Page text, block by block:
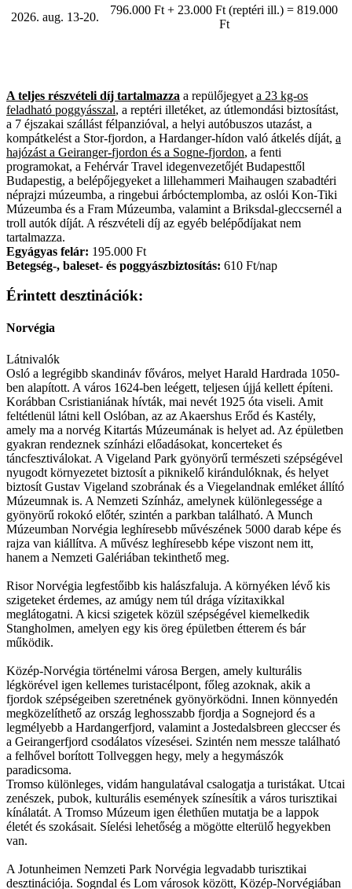
2026. aug. 13-20.
796.000 Ft + 23.000 Ft (reptéri ill.) = 819.000
Ft
A teljes részvételi díj tartalmazza a repülőjegyet a 23 kg-os
feladható poggyásszal, a reptéri illetéket, az útlemondási biztosítást,
a 7 éjszakai szállást félpanzióval, a helyi autóbuszos utazást, a
kompátkelést a Stor-fjordon, a Hardanger-hídon való átkelés díját, a
hajózást a Geiranger-fjordon és a Sogne-fjordon, a fenti
programokat, a Fehérvár Travel idegenvezetőjét Budapesttől
Budapestig, a belépőjegyeket a lillehammeri Maihaugen szabadtéri
néprajzi múzeumba, a ringebui árbóctemplomba, az oslói Kon-Tiki
Múzeumba és a Fram Múzeumba, valamint a Briksdal-gleccsernél a
troll autók díját. A részvételi díj az egyéb belépődíjakat nem
tartalmazza.
Egyágyas felár: 195.000 Ft
Betegség-, baleset- és poggyászbiztosítás: 610 Ft/nap
Érintett desztinációk:
Norvégia
Látnivalók
Osló a legrégibb skandináv főváros, melyet Harald Hardrada 1050-
ben alapított. A város 1624-ben leégett, teljesen újjá kellett építeni.
Korábban Csristianiának hívták, mai nevét 1925 óta viseli. Amit
feltétlenül látni kell Oslóban, az az Akaershus Erőd és Kastély,
amely ma a norvég Kitartás Múzeumának is helyet ad. Az épületben
gyakran rendeznek színházi előadásokat, koncerteket és
táncfesztiválokat. A Vigeland Park gyönyörű természeti szépségével
nyugodt környezetet biztosít a piknikelő kirándulóknak, és helyet
biztosít Gustav Vigeland szobrának és a Viegelandnak emléket állító
Múzeumnak is. A Nemzeti Színház, amelynek különlegessége a
gyönyörű rokokó előtér, szintén a parkban található. A Munch
Múzeumban Norvégia leghíresebb művészének 5000 darab képe és
rajza van kiállítva. A művész leghíresebb képe viszont nem itt,
hanem a Nemzeti Galériában tekinthető meg.
Risor Norvégia legfestőibb kis halászfaluja. A környéken lévő kis
szigeteket érdemes, az amúgy nem túl drága vízitaxikkal
meglátogatni. A kicsi szigetek közül szépségével kiemelkedik
Stangholmen, amelyen egy kis öreg épületben étterem és bár
működik.
Közép-Norvégia történelmi városa Bergen, amely kulturális
légkörével igen kellemes turistacélpont, főleg azoknak, akik a
fjordok szépségeiben szeretnének gyönyörködni. Innen könnyedén
megközelíthető az ország leghosszabb fjordja a Sognejord és a
legmélyebb a Hardangerfjord, valamint a Jostedalsbreen gleccser és
a Geirangerfjord csodálatos vízesései. Szintén nem messze található
a felhővel borított Tollveggen hegy, mely a hegymászók
paradicsoma.
Tromso különleges, vidám hangulatával csalogatja a turistákat. Utcai
zenészek, pubok, kulturális események színesítik a város turisztikai
kínálatát. A Tromso Múzeum igen élethűen mutatja be a lappok
életét és szokásait. Síelési lehetőség a mögötte elterülő hegyekben
van.
A Jotunheimen Nemzeti Park Norvégia legvadabb turisztikai
desztinációja. Sogndal és Lom városok között, Közép-Norvégiában